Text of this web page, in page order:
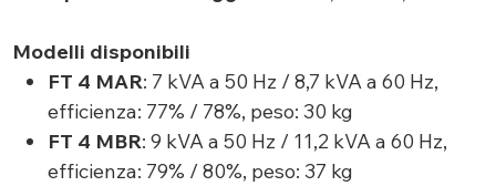
Modelli disponibili
FT 4 MAR: 7 kVA a 50 Hz / 8,7 kVA a 60 Hz,
efficienza: 77% / 78%, peso: 30 kg
FT 4 MBR: 9 kVA a 50 Hz / 11,2 kVA a 60 Hz,
efficienza: 79% / 80%, peso: 37 kg